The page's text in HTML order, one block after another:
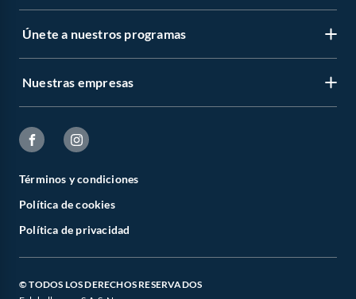
Únete a nuestros programas
Nuestras empresas
Términos y condiciones
Política de cookies
Política de privacidad
© TODOS LOS DERECHOS RESERVADOS